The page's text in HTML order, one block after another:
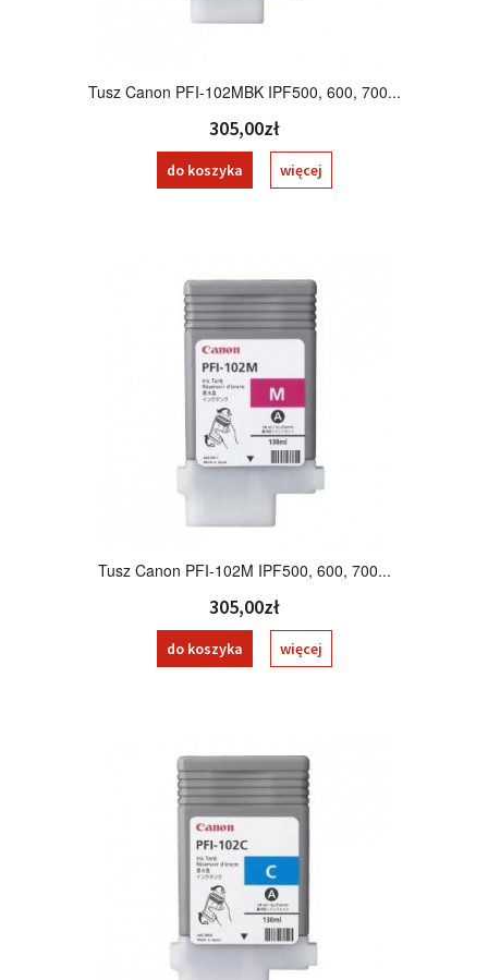
Tusz Canon PFI-102MBK IPF500, 600, 700...
305,00zł
do koszyka więcej
Tusz Canon PFI-102M IPF500, 600, 700...
305,00zł
do koszyka więcej